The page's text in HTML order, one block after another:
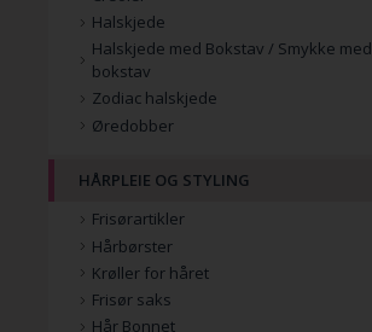
Halskjede
Halskjede med Bokstav / Smykke med
bokstav
Zodiac halskjede
Øredobber
HÅRPLEIE OG STYLING
Frisørartikler
Hårbørster
Krøller for håret
Frisør saks
Hår Bonnet